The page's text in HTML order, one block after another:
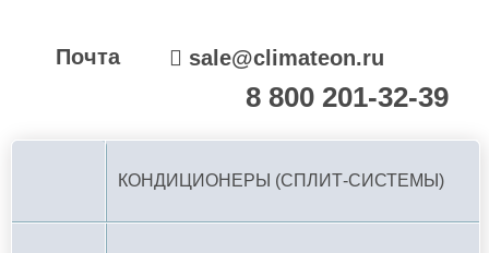
Почта sale@climateon.ru
8 800 201-32-39
КОНДИЦИОНЕРЫ (СПЛИТ-СИСТЕМЫ)